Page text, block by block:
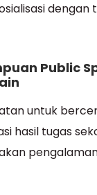
dengan
Public
untuk
hasil tugas